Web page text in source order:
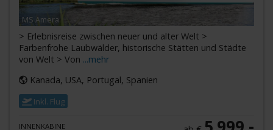
MS Amera
> Erlebnisreise zwischen neuer und alter Welt >
Farbenfrohe Laubwälder, historische Stätten und Städte
von Welt > Von ...mehr
Kanada, USA, Portugal, Spanien
Inkl. Flug
INNENKABINE